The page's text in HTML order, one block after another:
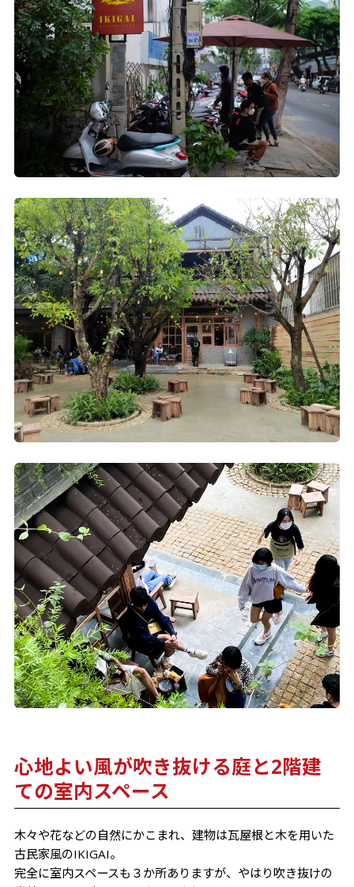
心地よい風が吹き抜ける庭と2階建
ての室内スペース
木々や花などの自然にかこまれ、建物は瓦屋根と木を用いた
古民家風のIKIGAI。
完全に室内スペースも３か所ありますが、やはり吹き抜けの